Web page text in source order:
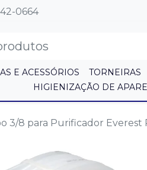
0664
E ACESSÓRIOS TORNEIRAS
HIGIENIZAÇÃO DE
3/8 para Purificador Everest